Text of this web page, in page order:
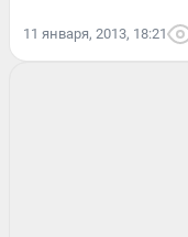
11 января, 2013, 18:21